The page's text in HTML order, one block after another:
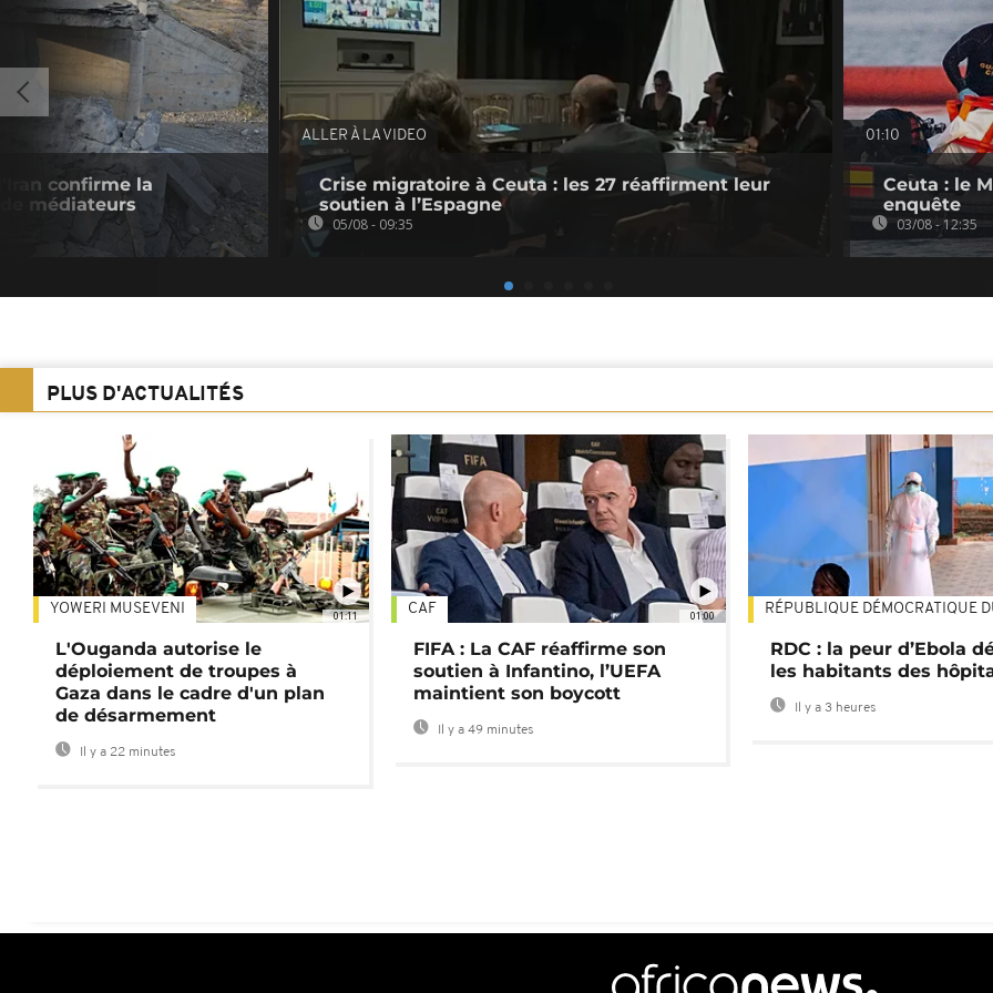
confirme la
médiateurs
ALLER À LA VIDEO
Crise migratoire à Ceuta : les 27 réaffirment leur
soutien à l’Espagne
05/08 - 09:35
01:10
Ceuta : le
enquête
03/08 - 12:35
PLUS D'ACTUALITÉS
01:11
YOWERI MUSEVENI
L'Ouganda autorise le
déploiement de troupes à
Gaza dans le cadre d'un plan
de désarmement
Il y a 22 minutes
01:00
CAF
FIFA : La CAF réaffirme son
soutien à Infantino, l’UEFA
maintient son boycott
Il y a 49 minutes
RÉPUBLIQUE DÉMOCRATIQUE
RDC : la peur d’Ebola
les habitants des
Il y a 3 heures